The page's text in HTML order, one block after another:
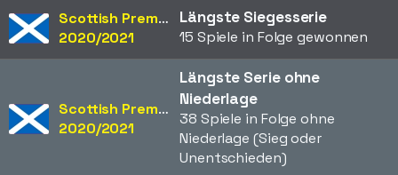
Scottish Premiership
2020/2021
Längste Siegesserie
15 Spiele in Folge gewonnen
Scottish Premiership
2020/2021
Längste Serie ohne
Niederlage
38 Spiele in Folge ohne
Niederlage (Sieg oder
Unentschieden)